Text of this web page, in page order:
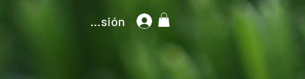
Iniciar sesión